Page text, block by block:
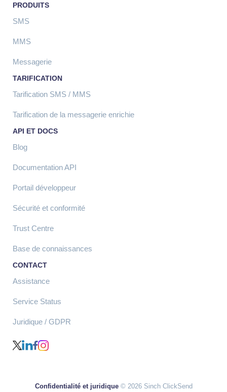
PRODUITS
SMS
MMS
Messagerie
TARIFICATION
Tarification SMS / MMS
Tarification de la messagerie enrichie
API ET DOCS
Blog
Documentation API
Portail développeur
Sécurité et conformité
Trust Centre
Base de connaissances
CONTACT
Assistance
Service Status
Juridique / GDPR
Confidentialité et juridique© 2026 Sinch ClickSend